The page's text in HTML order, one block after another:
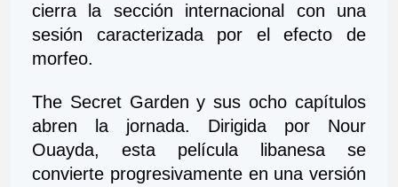
cierra la sección internacional con una
sesión caracterizada por el efecto de
morfeo.
The Secret Garden y sus ocho capítulos
abren la jornada. Dirigida por Nour
Ouayda, esta película libanesa se
convierte progresivamente en una versión